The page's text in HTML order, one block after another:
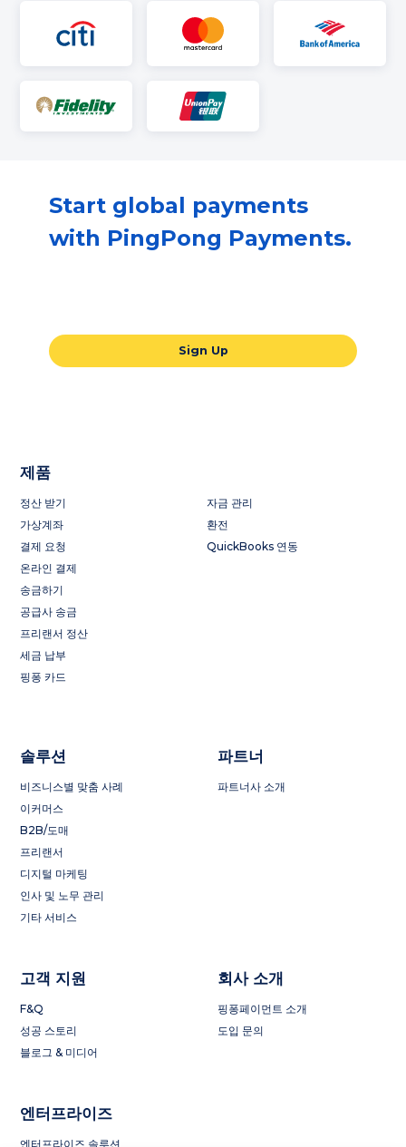
Start global payments
with PingPong Payments.
Sign Up
제품
정산 받기
가상계좌
결제 요청
온라인 결제
송금하기
공급사 송금
프리랜서 정산
세금 납부
핑퐁 카드
자금 관리
환전
QuickBooks 연동
솔루션
비즈니스별 맞춤 사례
이커머스
B2B/도매
프리랜서
디지털 마케팅
인사 및 노무 관리
기타 서비스
파트너
파트너사 소개
고객 지원
F&Q
성공 스토리
블로그 & 미디어
회사 소개
핑퐁페이먼트 소개
도입 문의
엔터프라이즈
엔터프라이즈 솔루션